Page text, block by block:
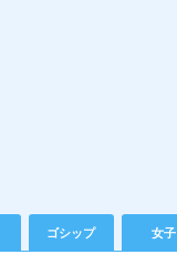
ゴシップ 女子